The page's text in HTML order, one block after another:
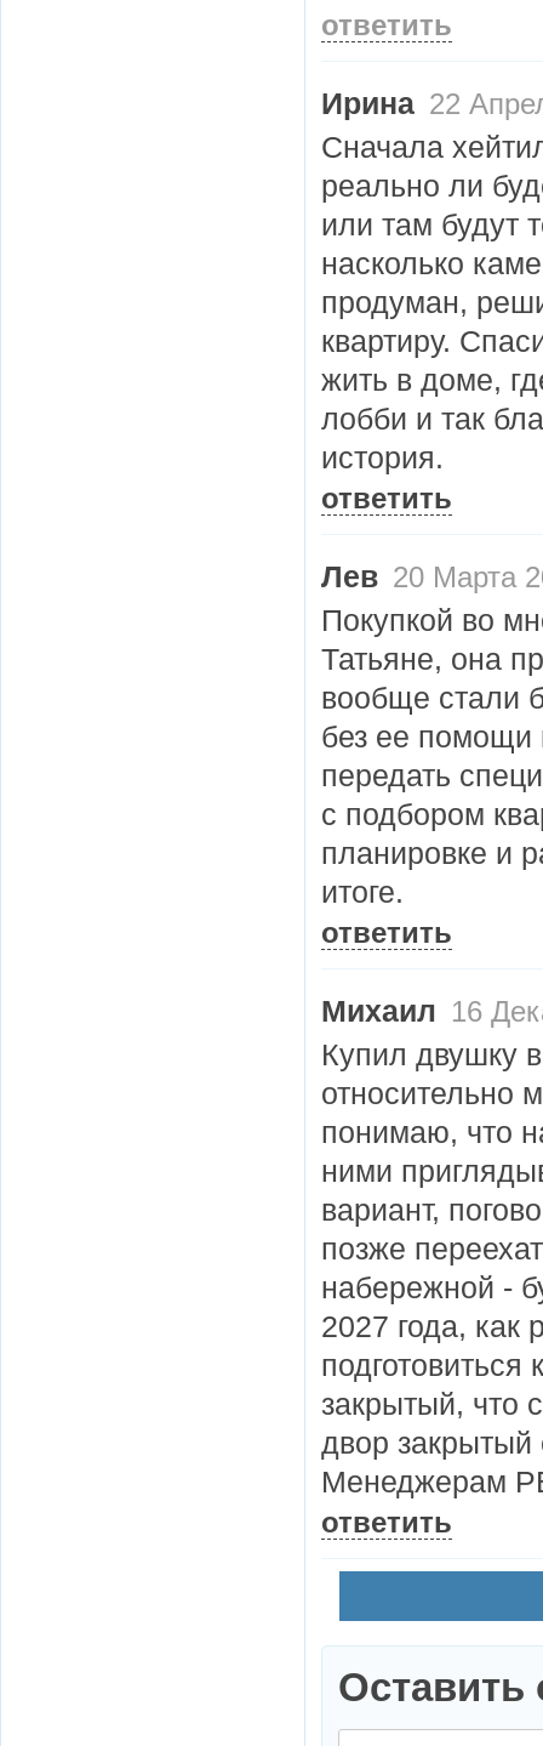
ответить
Ирина 22
Сначала
реально ли
или там будут
насколько
продуман,
квартиру.
жить в доме,
лобби и так
история.
ответить
Лев 20 Марта
Покупкой во
Татьяне, она
вообще стали
без ее помощи
передать
с подбором
планировке и
итоге.
ответить
Михаил 16
Купил двушку
относительно
понимаю, что
ними
вариант,
позже
набережной -
2027 года, как
подготовиться
закрытый,
двор закрытый
Менеджерам
ответить
Оставить